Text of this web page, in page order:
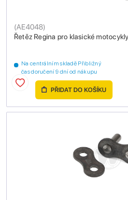
Řetěz Regina pro klasické
(AE4048)
Na centrálním skladě Přibližný
čas doručení 9 dní od nákupu
PŘIDAT DO KOŠÍKU